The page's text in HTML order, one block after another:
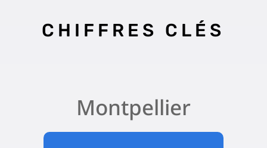
CHIFFRES CLÉS
Montpellier